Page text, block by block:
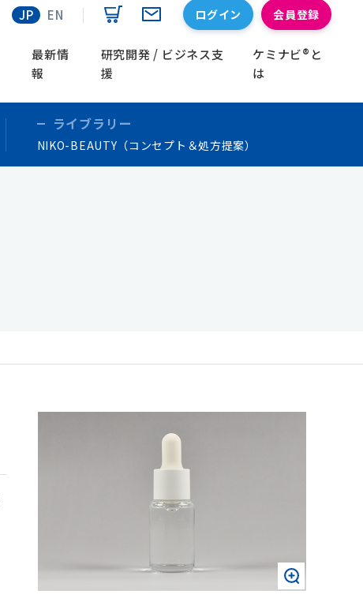
JP EN ログイン 会員登録
最新情
報
研究開発 / ビジネス支
援
ケミナビ®と
は
ライブラリー
NIKO-BEAUTY（コンセプト＆処方提案）